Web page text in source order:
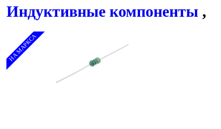
Индуктивные компоненты ,
НА МАРКСА